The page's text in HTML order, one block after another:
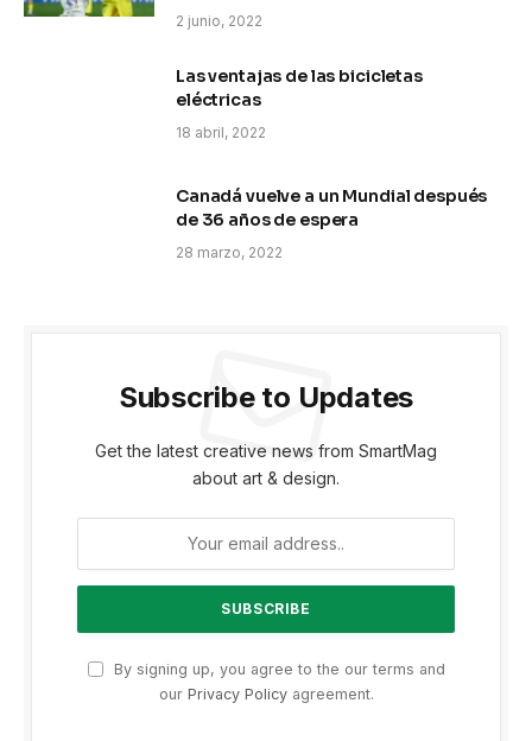
2 junio, 2022
Las ventajas de las bicicletas
eléctricas
18 abril, 2022
Canadá vuelve a un Mundial después
de 36 años de espera
28 marzo, 2022
Subscribe to Updates
Get the latest creative news from SmartMag
about art & design.
By signing up, you agree to the our terms and
our Privacy Policyagreement.